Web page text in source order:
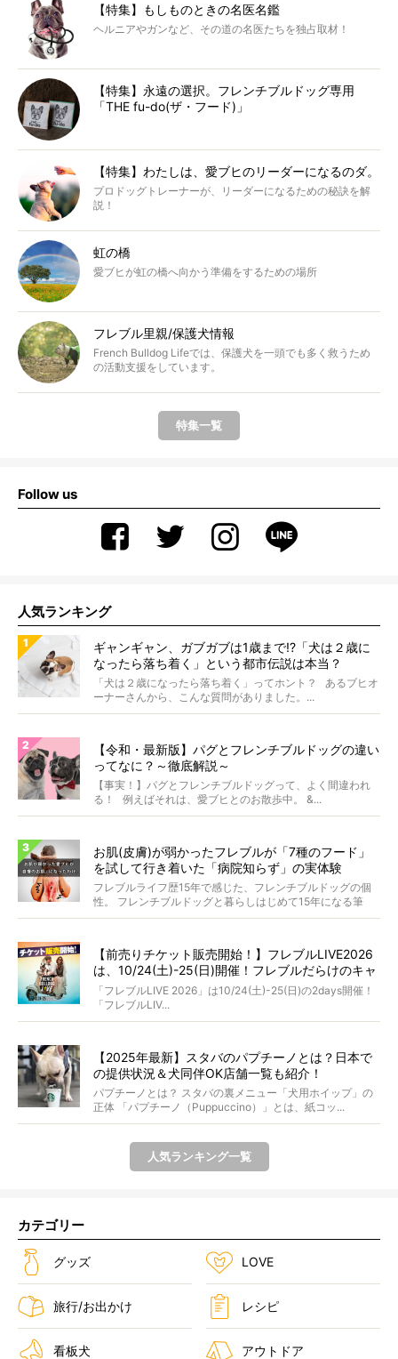
【特集】もしものときの名医名鑑
ヘルニアやガンなど、その道の名医たちを独占取材！
【特集】永遠の選択。フレンチブルドッグ専用
「THE fu-do(ザ・フード)」
【特集】わたしは、愛ブヒのリーダーになるのダ。
プロドッグトレーナーが、リーダーになるための秘訣を解
説！
虹の橋
愛ブヒが虹の橋へ向かう準備をするための場所
フレブル里親/保護犬情報
French Bulldog Lifeでは、保護犬を一頭でも多く救うため
の活動支援をしています。
特集一覧
Follow us
人気ランキング
ギャンギャン、ガブガブは1歳まで!?「犬は２歳に
なったら落ち着く」という都市伝説は本当？
「犬は２歳になったら落ち着く」ってホント？ あるブヒオ
ーナーさんから、こんな質問がありました。...
【令和・最新版】パグとフレンチブルドッグの違い
ってなに？～徹底解説～
【事実！】パグとフレンチブルドッグって、よく間違われ
る！ 例えばそれは、愛ブヒとのお散歩中。 &...
お肌(皮膚)が弱かったフレブルが「7種のフード」
を試して行き着いた「病院知らず」の実体験
フレブルライフ歴15年で感じた、フレンチブルドッグの個
性。 フレンチブルドッグと暮らしはじめて15年になる筆
者...
【前売りチケット販売開始！】フレブルLIVE2026
は、10/24(土)-25(日)開催！フレブルだらけのキャ
ンプ・前夜祭・バスプランも新登場!?
「フレブルLIVE 2026」は10/24(土)-25(日)の2days開催！
「フレブルLIV...
【2025年最新】スタバのパプチーノとは？日本で
の提供状況＆犬同伴OK店舗一覧も紹介！
パプチーノとは？ スタバの裏メニュー「犬用ホイップ」の
正体 「パプチーノ（Puppuccino）」とは、紙コッ...
人気ランキング一覧
カテゴリー
グッズ LOVE
旅行/お出かけ レシピ
看板犬 アウトドア